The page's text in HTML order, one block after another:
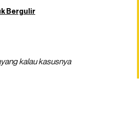
Bergulir
kalau kasusnya